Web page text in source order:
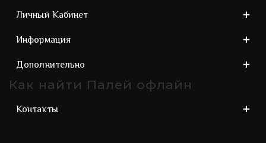
Личный Кабинет
Информация
Дополнительно
Как найти Палей офлайн
Контакты